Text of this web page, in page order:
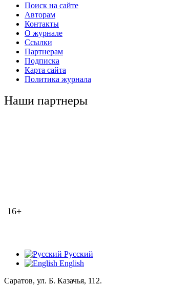
Поиск на сайте
Авторам
Контакты
О журнале
Ссылки
Партнерам
Подписка
Карта сайта
Политика журнала
Наши партнеры
16+
Русский
English
Саратов, ул. Б. Казачья, 112.